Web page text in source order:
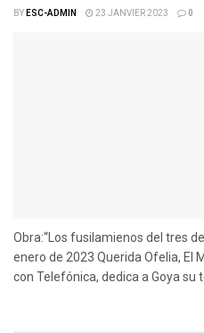
BYESC-ADMIN 23 JANVIER 2023 0
Obra:“Los fusilamienos del tres
enero de 2023 Querida Ofelia, El
con Telefónica, dedica a Goya su